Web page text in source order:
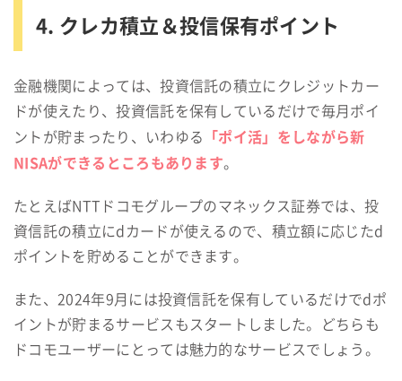
4. クレカ積立＆投信保有ポイント
金融機関によっては、投資信託の積立にクレジットカー
ドが使えたり、投資信託を保有しているだけで毎月ポイ
ントが貯まったり、いわゆる
「ポイ活」をしながら新
NISAができるところもあります。
たとえばNTTドコモグループのマネックス証券では、投
資信託の積立にdカードが使えるので、積立額に応じたd
ポイントを貯めることができます。
また、2024年9月には投資信託を保有しているだけでdポ
イントが貯まるサービスもスタートしました。どちらも
ドコモユーザーにとっては魅力的なサービスでしょう。